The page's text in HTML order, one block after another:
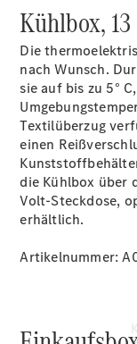
Kühlbox,
Die
nach Wunsch.
sie auf bis zu 5°
Textilüberzug
einen
die Kühlbox über
Volt-Steckdose,
erhältlich.
Artikelnummer: